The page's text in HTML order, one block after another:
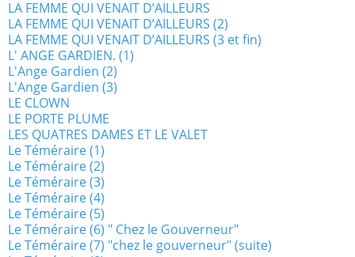
LA FEMME QUI VENAIT D’AILLEURS
LA FEMME QUI VENAIT D’AILLEURS (2)
LA FEMME QUI VENAIT D’AILLEURS (3 et fin)
L' ANGE GARDIEN. (1)
L'Ange Gardien (2)
L'Ange Gardien (3)
LE CLOWN
LE PORTE PLUME
LES QUATRES DAMES ET LE VALET
Le Téméraire (1)
Le Téméraire (2)
Le Téméraire (3)
Le Téméraire (4)
Le Téméraire (5)
Le Téméraire (6) " Chez le Gouverneur"
Le Téméraire (7) "chez le gouverneur" (suite)